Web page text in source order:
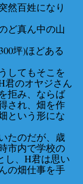
然百姓になり
ど真ん中の山
坪)ほどある
してもそこを
君のオヤジさん
拒み、ならば
され、畑を作
という形にな
たのだが、歳
市内で学校の
し、H君は思い
の畑仕事を手